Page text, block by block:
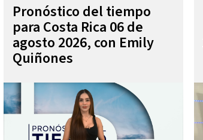
Pronóstico del tiempo
para Costa Rica 06 de
agosto 2026, con Emily
Quiñones